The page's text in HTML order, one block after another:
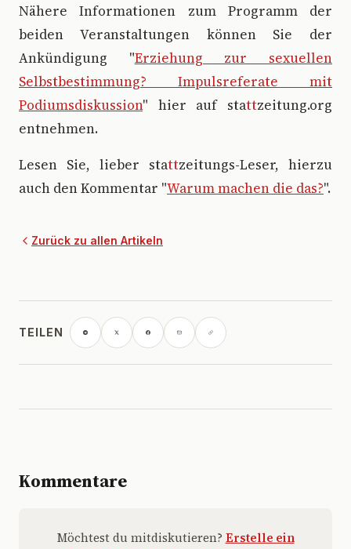
Nähere Informationen zum Programm der
beiden Veranstaltungen können Sie der
Ankündigung "Erziehung zur sexuellen
Selbstbestimmung? Impulsreferate mit
Podiumsdiskussion" hier auf stattzeitung.org
entnehmen.
Lesen Sie, lieber stattzeitungs-Leser, hierzu
auch den Kommentar "Warum machen die das?".
Zurück zu allen Artikeln
TEILEN
Kommentare
Möchtest du mitdiskutieren? Erstelle ein